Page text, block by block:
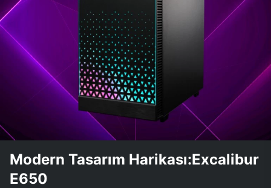
Modern Tasarım Harikası:Excalibur
E650